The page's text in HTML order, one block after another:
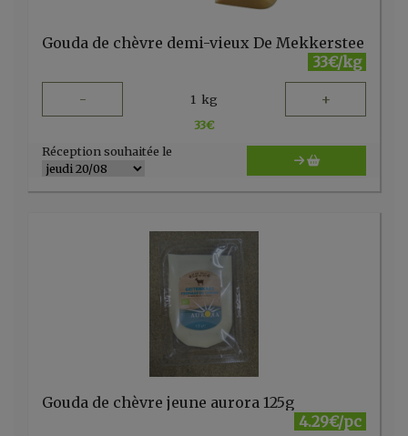
Gouda de chèvre demi-vieux De Mekkerstee
33€/kg
- 1 kg +
33€
Réception souhaitée le
Gouda de chèvre jeune aurora 125g
4.29€/pc